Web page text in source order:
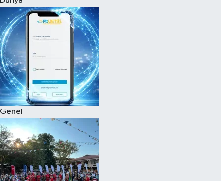
Genel
Eğitim
Sağlık
Dünya
Magazin
Gündem
Kültür & Sanat
Teknoloji